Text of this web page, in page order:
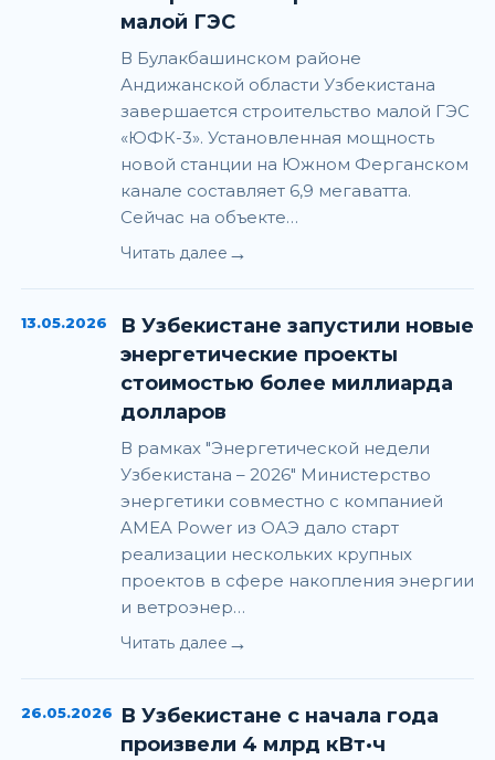
малой ГЭС
В Булакбашинском районе
Андижанской области Узбекистана
завершается строительство малой ГЭС
«ЮФК-3». Установленная мощность
новой станции на Южном Ферганском
канале составляет 6,9 мегаватта.
Сейчас на объекте…
Читать далее →
13.05.2026
В Узбекистане запустили новые
энергетические проекты
стоимостью более миллиарда
долларов
В рамках "Энергетической недели
Узбекистана – 2026" Министерство
энергетики совместно с компанией
AMEA Power из ОАЭ дало старт
реализации нескольких крупных
проектов в сфере накопления энергии
и ветроэнер…
Читать далее →
26.05.2026
В Узбекистане с начала года
произвели 4 млрд кВт·ч